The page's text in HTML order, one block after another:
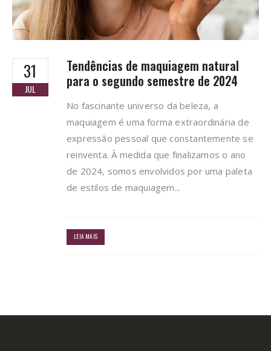
31
JUL
Tendências de maquiagem natural
para o segundo semestre de 2024
No fascinante universo da beleza, a
maquiagem é uma forma extraordinária de
expressão pessoal que constantemente se
reinventa. À medida que finalizamos o ano
de 2024, somos envolvidos por uma paleta
de estilos de maquiagem...
LEIA MAIS